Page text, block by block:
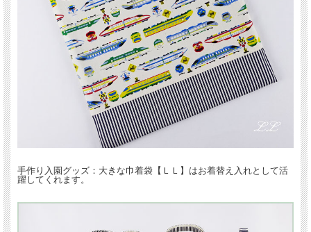
手作り入園グッズ：大きな巾着袋【ＬＬ】はお着替え入れとして活
躍してくれます。